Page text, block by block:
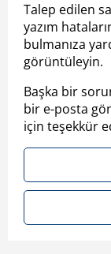
Talep edilen
yazım
bulmanıza
görüntüleyin.
Başka bir
bir e-posta
için teşekkür